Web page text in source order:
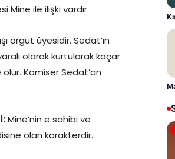
Mine ile ilişki vardır.
örgüt üyesidir. Sedat’ın
olarak kurtularak kaçar
Komiser Sedat’an
Mine’nin e sahibi ve
olan karakterdir.